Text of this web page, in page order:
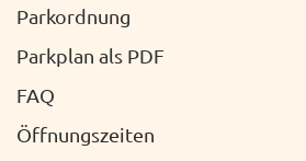
Parkordnung
Parkplan als PDF
FAQ
Öffnungszeiten